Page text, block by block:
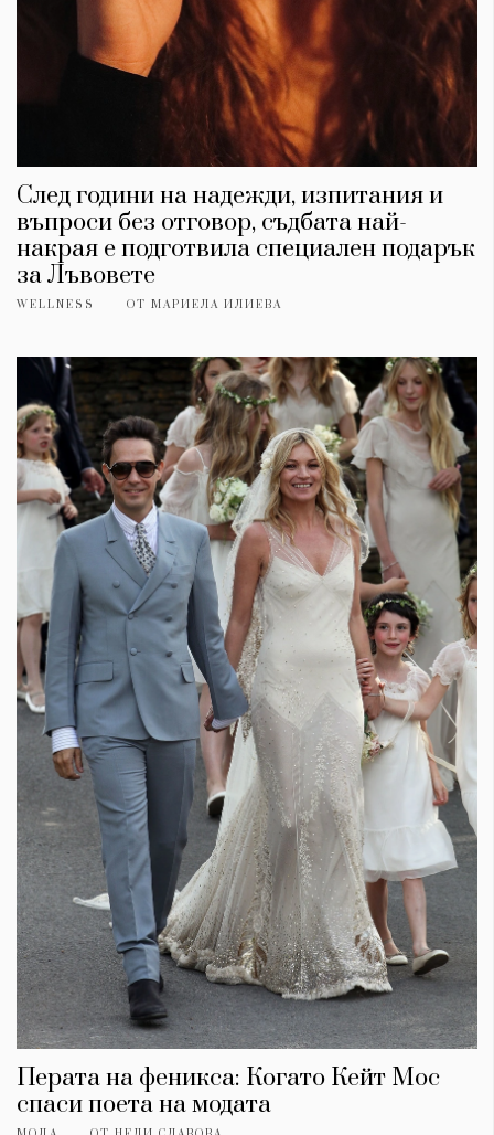
След години на надежди, изпитания и
въпроси без отговор, съдбата най-
накрая е подготвила специален подарък
за Лъвовете
WELLNESS ОТ МАРИЕЛА ИЛИЕВА
Перата на феникса: Когато Кейт Мос
спаси поета на модата